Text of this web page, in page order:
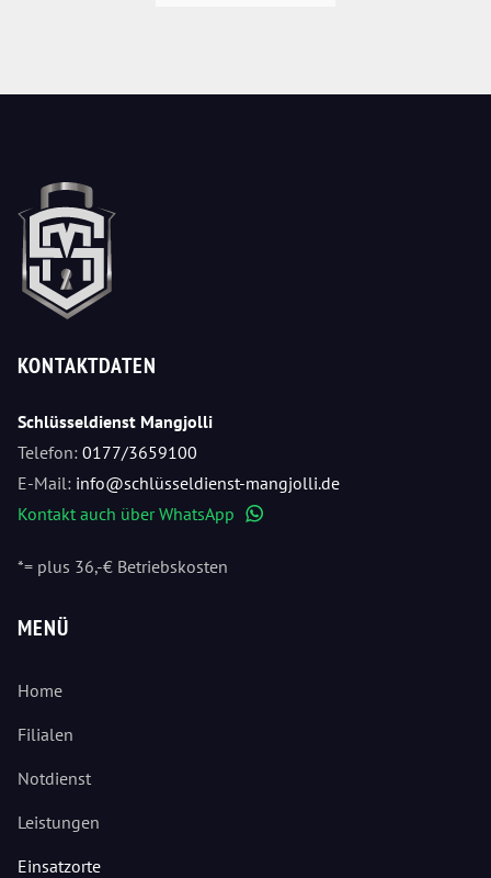
KONTAKTDATEN
Schlüsseldienst Mangjolli
Telefon: 0177/3659100
E-Mail: info@schlüsseldienst-mangjolli.de
Kontakt auch über WhatsApp
*= plus 36,-€ Betriebskosten
MENÜ
Home
Filialen
Notdienst
Leistungen
Einsatzorte